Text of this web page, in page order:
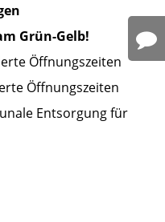
Grün-Gelb!
Öffnungszeiten
Öffnungszeiten
Entsorgung für